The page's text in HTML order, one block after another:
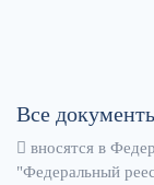
Все
вносятся в
"Федеральный